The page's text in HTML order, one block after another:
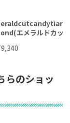
エメラルドカッ
らのショッ